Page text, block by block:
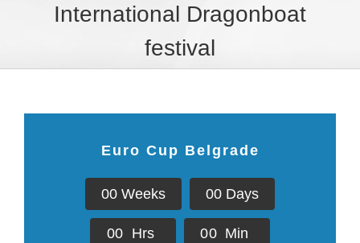
International Dragonboat
festival
Euro Cup Belgrade
00 Weeks 00 Days
00 Hrs 00 Min